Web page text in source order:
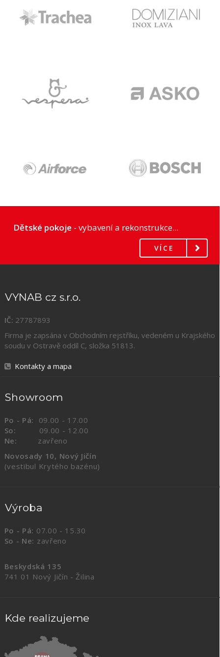
Dětské pokoje - vybavení a rekonstrukce...
VÍCE
VYNAB cz s.r.o.
IČ: 27787893
Firma je zapsána v Obchodním rejstříku, vedeném u Krajského
soudu v Ostravě oddíl C, složka 51813.
Kontakty a mapa
Showroom
Po - Pá:
09.00 - 17.00
So: 09.00 - 12.00
Ne: zavřeno
Novosady 10, Nový Jičín
(vestibul Krytého bazénu)
Výroba
Po - Pá: 07.00 - 15.30
So - Ne: zavřeno
Beskydská 135
741 01 Nový Jičín - Žilina
Kde realizujeme